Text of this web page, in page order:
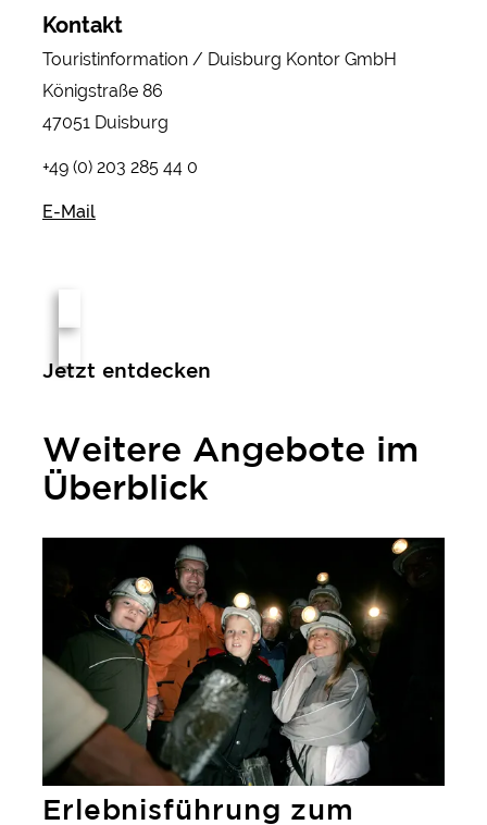
Kontakt
Touristinformation / Duisburg Kontor GmbH
Königstraße 86
47051 Duisburg
+49 (0) 203 285 44 0
E-Mail
Jetzt entdecken
Weitere Angebote im
Überblick
Erlebnisführung zum
Erlebnisführung zum Dinosaurier der Technik in Bochum